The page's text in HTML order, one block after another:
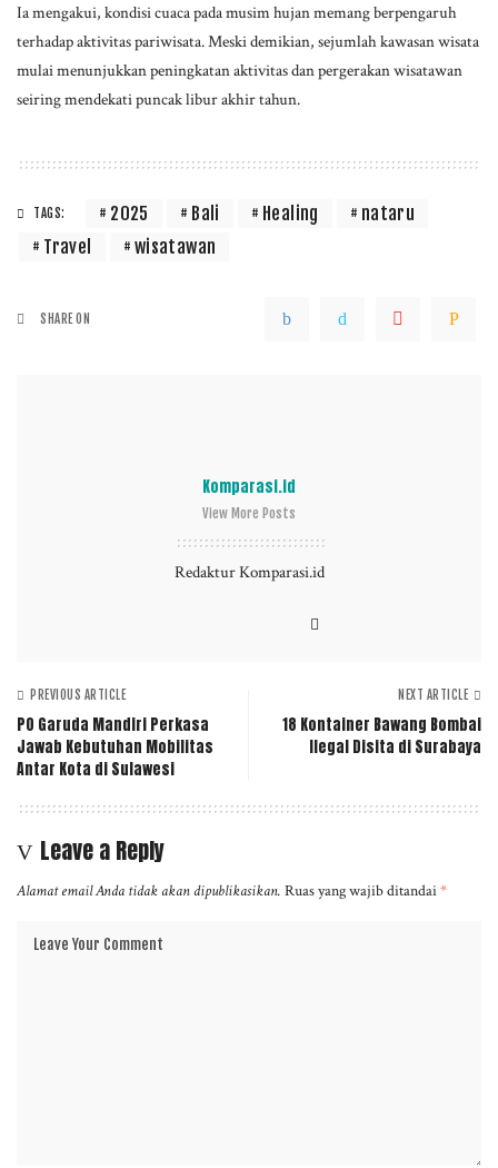
Ia mengakui, kondisi cuaca pada musim hujan memang berpengaruh
terhadap aktivitas pariwisata. Meski demikian, sejumlah kawasan wisata
mulai menunjukkan peningkatan aktivitas dan pergerakan wisatawan
seiring mendekati puncak libur akhir tahun.
TAGS: 2025 Bali Healing
nataru
Travel
wisatawan
SHARE ON
Komparasi.id
View More Posts
Redaktur Komparasi.id
PREVIOUS ARTICLE
PO Garuda Mandiri Perkasa
Jawab Kebutuhan Mobilitas
Antar Kota di Sulawesi
NEXT ARTICLE
18 Kontainer Bawang Bombai
Ilegal Disita di Surabaya
Leave a Reply
Alamat email Anda tidak akan dipublikasikan. Ruas yang wajib ditandai*